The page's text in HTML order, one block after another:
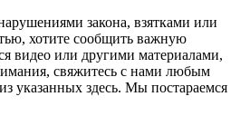
закона, взятками или
хотите сообщить важную
видео или другими материалами,
свяжитесь с нами любым
указанных здесь. Мы постараемся